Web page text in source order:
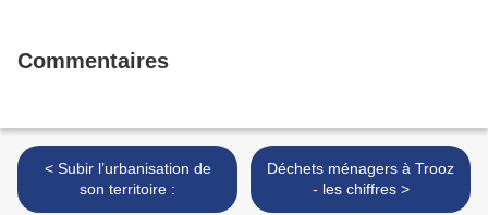
Commentaires
< Subir l’urbanisation de
son territoire :
Déchets ménagers à Trooz
- les chiffres >